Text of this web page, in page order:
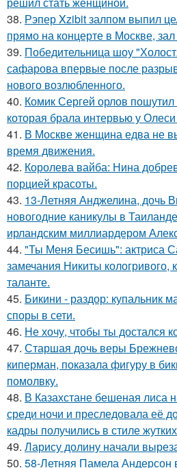
38. Рэпер Xzibit залпом выпил
прямо на концерте в Москве, зал
39. Победительница шоу
сафарова впервые после
нового возлюбленного.
40. Комик Сергей орлов
которая брала интервью у
41. В Москве женщина едва не
время движения.
42. Королева вайба: Нина
порцией красоты.
43. 13-Летняя Анджелина, дочь
новогодние каникулы в
ирландским миллиардером
44. "Ты Меня Бесишь": актриса
замечания Никиты кологривого,
таланте.
45. Бикини - раздор: купальник
споры в сети.
46. Не хочу, чтобы ты достался
47. Старшая дочь веры
киперман, показала фигуру в
помолвку.
48. В Казахстане бешеная лиса
среди ночи и преследовала её
кадры получились в стиле
49. Ларису долину начали
50. 58-Летняя Памела Андерсон